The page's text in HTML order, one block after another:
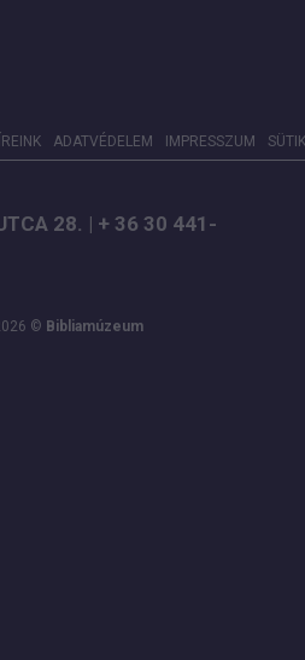
ADATVÉDELEM IMPRESSZUM
28. | + 36 30 441-
© Bibliamúzeum